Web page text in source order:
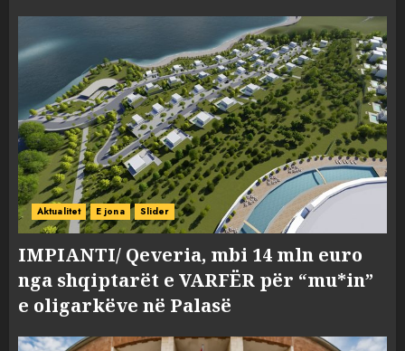
Aktualitet E jona Slider
IMPIANTI/ Qeveria, mbi 14 mln euro
nga shqiptarët e VARFËR për “mu*in”
e oligarkëve në Palasë